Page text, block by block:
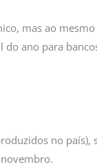
mas ao
ano para
no país),